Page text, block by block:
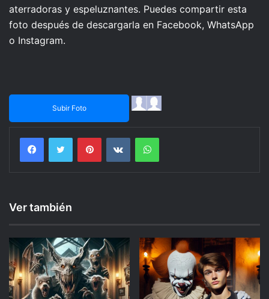
aterradoras y espeluznantes. Puedes compartir esta
foto después de descargarla en Facebook, WhatsApp
o Instagram.
Subir Foto
FacebookTwitterPinterestVKontakteWhatsApp
Ver también